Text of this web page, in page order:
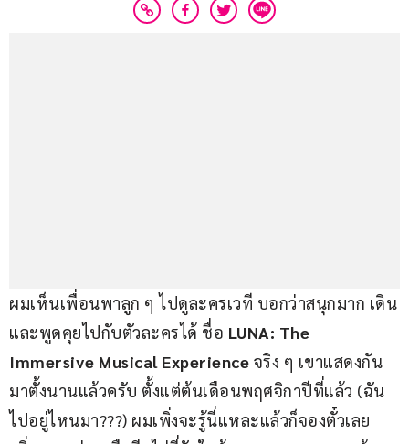
ผมเห็นเพื่อนพาลูก ๆ ไปดูละครเวที บอกว่าสนุกมาก เดิน
และพูดคุยไปกับตัวละครได้ ชื่อ LUNA: The
Immersive Musical Experience จริง ๆ เขาแสดงกัน
มาตั้งนานแล้วครับ ตั้งแต่ต้นเดือนพฤศจิกาปีที่แล้ว (ฉัน
ไปอยู่ไหนมา???) ผมเพิ่งจะรู้นี่แหละแล้วก็จองตั๋วเลย